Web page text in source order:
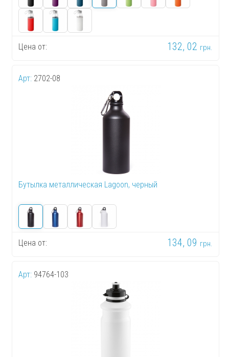
Цена от: 132, 02 грн.
Арт: 2702-08
Бутылка металлическая Lagoon, черный
Цена от: 134, 09 грн.
Арт: 94764-103